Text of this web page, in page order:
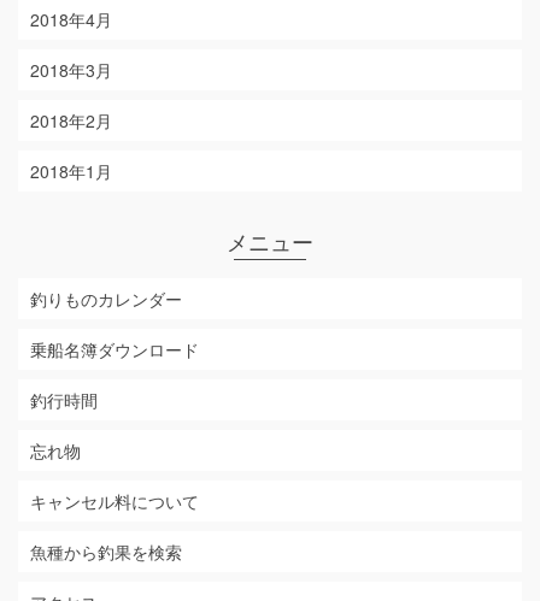
2018年4月
2018年3月
2018年2月
2018年1月
メニュー
釣りものカレンダー
乗船名簿ダウンロード
釣行時間
忘れ物
キャンセル料について
魚種から釣果を検索